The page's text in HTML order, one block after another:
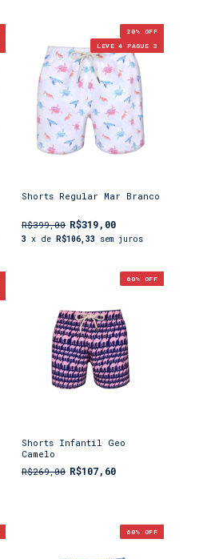
20% OFF
LEVE 4 PAGUE 3
Shorts Regular Mar Branco
R$399,00 R$319,00
3 x de R$106,33 sem juros
60% OFF
Shorts Infantil Geo
Camelo
R$269,00 R$107,60
60% OFF